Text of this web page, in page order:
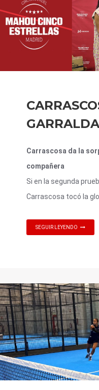
Carrascosa da la
compañera
Si en la segunda
Carrascosa tocó la
SEGUIR LEYENDO